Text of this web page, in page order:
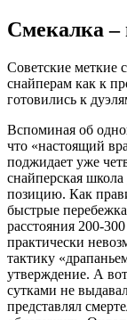
Смекалка –
Советские меткие
снайперам как к
готовились к
Вспоминая об
что «настоящий
поджидает уже
снайперская
позицию. Как
быстрые
расстояния 200-
практически
тактику
утверждение. А
сутками не
представлял